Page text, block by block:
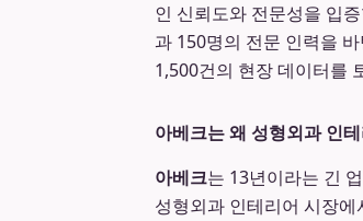
인 신뢰도와 전문성을 입
과 150명의 전문 인력을
1,500건의 현장 데이터를
아베크는 왜 성형외과 인
아베크는 13년이라는 긴
성형외과 인테리어 시장